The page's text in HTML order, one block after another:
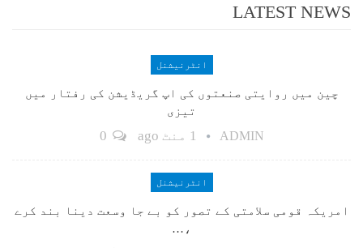
LATEST NEWS
انٹرنیشنل
چین میں روایتی صنعتوں کی اپ گریڈیشن کی رفتار میں
تیزی
ADMIN 1 منٹ ago
انٹرنیشنل
امریکہ قومی سلامتی کے تصور کو بے جا وسعت دینا بند کرے
،…